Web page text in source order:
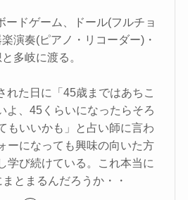
ードゲーム、ドール(フルチョ
演奏(ピアノ・リコーダー)・
多岐に渡る。
れた日に「45歳まではあちこ
よ、45くらいになったらそろ
もいいかも」と占い師に言わ
ーになっても興味の向いた方
学び続けている。これ本当に
とまるんだろうか・・